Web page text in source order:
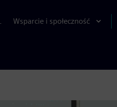
Wsparcie i społeczność